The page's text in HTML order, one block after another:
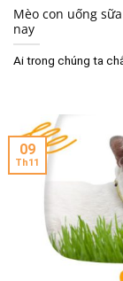
Mèo con uống
nay
Ai trong chúng ta
09
Th11